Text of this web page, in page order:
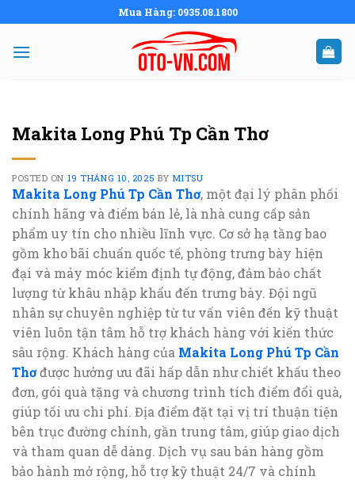
to
content
Mua Hàng: 0935.08.1800
Makita Long Phú Tp Cần Thơ
POSTED ON 19 THÁNG 10, 2025 BY MITSU
Makita Long Phú Tp Cần Thơ, một đại lý phân phối
chính hãng và điểm bán lẻ, là nhà cung cấp sản
phẩm uy tín cho nhiều lĩnh vực. Cơ sở hạ tầng bao
gồm kho bãi chuẩn quốc tế, phòng trưng bày hiện
đại và máy móc kiểm định tự động, đảm bảo chất
lượng từ khâu nhập khẩu đến trưng bày. Đội ngũ
nhân sự chuyên nghiệp từ tư vấn viên đến kỹ thuật
viên luôn tận tâm hỗ trợ khách hàng với kiến thức
sâu rộng. Khách hàng của Makita Long Phú Tp Cần
Thơđược hưởng ưu đãi hấp dẫn như chiết khấu theo
đơn, gói quà tặng và chương trình tích điểm đổi quà,
giúp tối ưu chi phí. Địa điểm đặt tại vị trí thuận tiện
bên trục đường chính, gần trung tâm, giúp giao dịch
và tham quan dễ dàng. Dịch vụ sau bán hàng gồm
bảo hành mở rộng, hỗ trợ kỹ thuật 24/7 và chính